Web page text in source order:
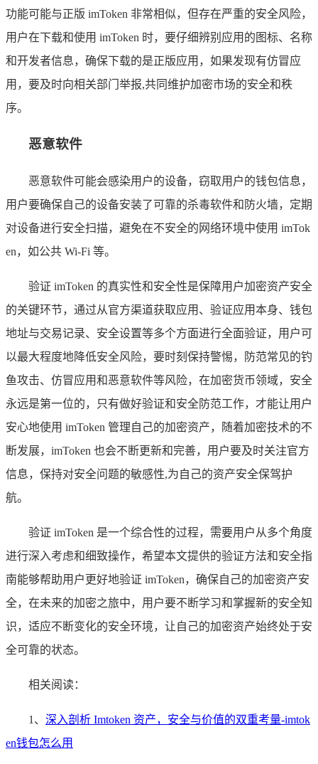
功能可能与正版 imToken 非常相似，但存在严重的安全风险，
用户在下载和使用 imToken 时，要仔细辨别应用的图标、名称
和开发者信息，确保下载的是正版应用，如果发现有仿冒应
用，要及时向相关部门举报,共同维护加密市场的安全和秩
序。
恶意软件
恶意软件可能会感染用户的设备，窃取用户的钱包信息，
用户要确保自己的设备安装了可靠的杀毒软件和防火墙，定期
对设备进行安全扫描，避免在不安全的网络环境中使用 imTok
en，如公共 Wi-Fi 等。
验证 imToken 的真实性和安全性是保障用户加密资产安全
的关键环节，通过从官方渠道获取应用、验证应用本身、钱包
地址与交易记录、安全设置等多个方面进行全面验证，用户可
以最大程度地降低安全风险，要时刻保持警惕，防范常见的钓
鱼攻击、仿冒应用和恶意软件等风险，在加密货币领域，安全
永远是第一位的，只有做好验证和安全防范工作，才能让用户
安心地使用 imToken 管理自己的加密资产，随着加密技术的不
断发展，imToken 也会不断更新和完善，用户要及时关注官方
信息，保持对安全问题的敏感性,为自己的资产安全保驾护
航。
验证 imToken 是一个综合性的过程，需要用户从多个角度
进行深入考虑和细致操作，希望本文提供的验证方法和安全指
南能够帮助用户更好地验证 imToken，确保自己的加密资产安
全，在未来的加密之旅中，用户要不断学习和掌握新的安全知
识，适应不断变化的安全环境，让自己的加密资产始终处于安
全可靠的状态。
相关阅读：
1、 深入剖析 Imtoken 资产，安全与价值的双重考量-imtok
en钱包怎么用